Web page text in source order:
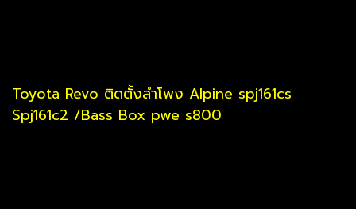
Toyota Revo ติดตั้งลำโพง Alpine spj161cs
Spj161c2 /Bass Box pwe s800